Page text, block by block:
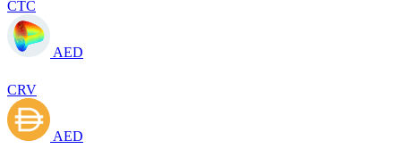
CTC
AED
CRV
AED